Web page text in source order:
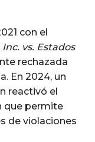
con el
vs. Estados
rechazada
En 2024, un
reactivó el
que permite
de violaciones